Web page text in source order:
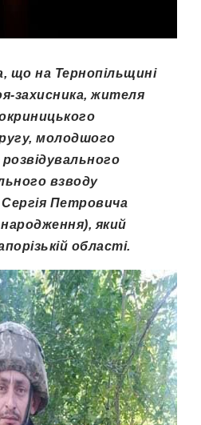
що на Тернопільщині
захисника, жителя
молодшого
взводу
Петровича
який
області.